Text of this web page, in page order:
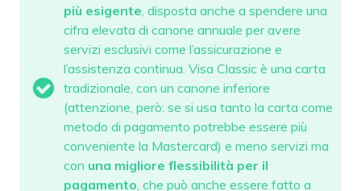
più esigente , disposta anche a spendere una
cifra elevata di canone annuale per avere
servizi esclusivi come l’assicurazione e
l’assistenza continua. Visa Classic è una carta
tradizionale, con un canone inferiore
(attenzione, però: se si usa tanto la carta come
metodo di pagamento potrebbe essere più
conveniente la Mastercard) e meno servizi ma
con una migliore flessibilità per il
pagamento , che può anche essere fatto a